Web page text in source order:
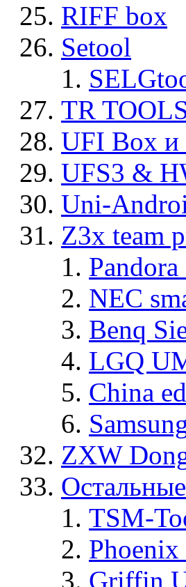
RIFF box
Setool
TR
UFI Box и
UFS3 &
Uni-
Z3x team
NEC
Benq
LGQ
China
ZXW
TSM-
Griffin